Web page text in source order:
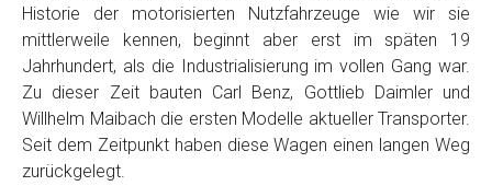
Historie der motorisierten Nutzfahrzeuge wie wir sie
mittlerweile kennen, beginnt aber erst im späten 19
Jahrhundert, als die Industrialisierung im vollen Gang war.
Zu dieser Zeit bauten Carl Benz, Gottlieb Daimler und
Willhelm Maibach die ersten Modelle aktueller Transporter.
Seit dem Zeitpunkt haben diese Wagen einen langen Weg
zurückgelegt.